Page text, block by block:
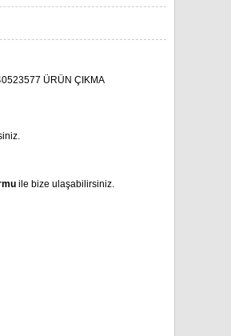
ÜRÜN ÇIKMA
ile bize ulaşabilirsiniz.